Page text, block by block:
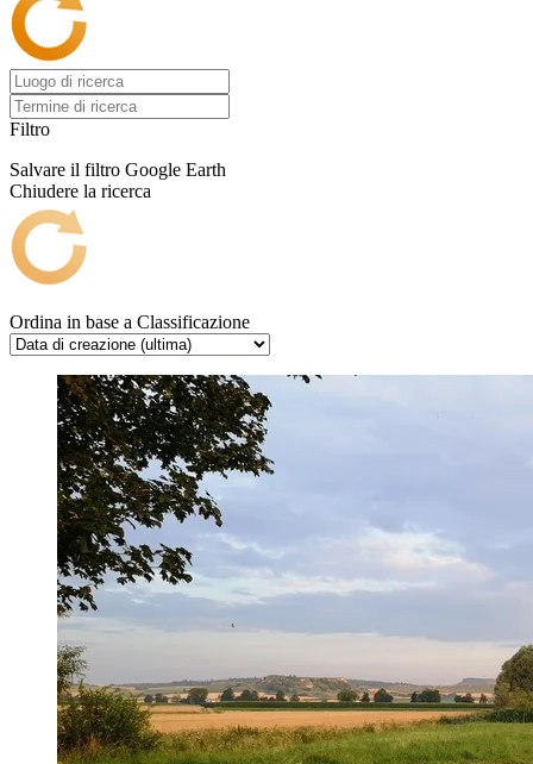
Filtro
Salvare il filtro Google Earth
Chiudere la ricerca
Ordina in base a Classificazione